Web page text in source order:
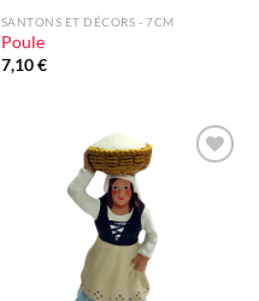
SANTONS ET DÉCORS - 7CM
Poule
7,10€